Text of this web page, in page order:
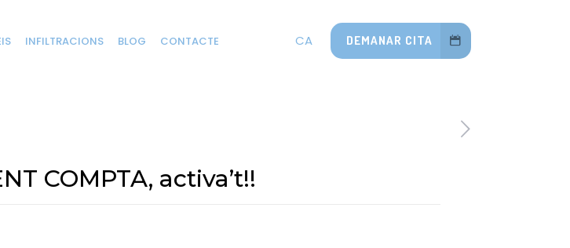
INFILTRACIONS BLOG CONTACTE CA DEMANAR CITA
COMPTA, activa’t!!